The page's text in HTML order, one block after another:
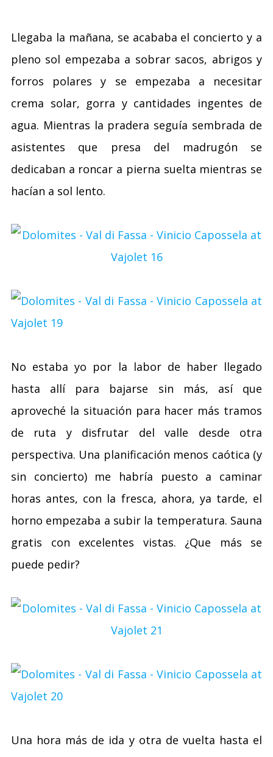
Llegaba la mañana, se acababa el concierto y a
pleno sol empezaba a sobrar sacos, abrigos y
forros polares y se empezaba a necesitar
crema solar, gorra y cantidades ingentes de
agua. Mientras la pradera seguía sembrada de
asistentes que presa del madrugón se
dedicaban a roncar a pierna suelta mientras se
hacían a sol lento.
No estaba yo por la labor de haber llegado
hasta allí para bajarse sin más, así que
aproveché la situación para hacer más tramos
de ruta y disfrutar del valle desde otra
perspectiva. Una planificación menos caótica (y
sin concierto) me habría puesto a caminar
horas antes, con la fresca, ahora, ya tarde, el
horno empezaba a subir la temperatura. Sauna
gratis con excelentes vistas. ¿Que más se
puede pedir?
Una hora más de ida y otra de vuelta hasta el